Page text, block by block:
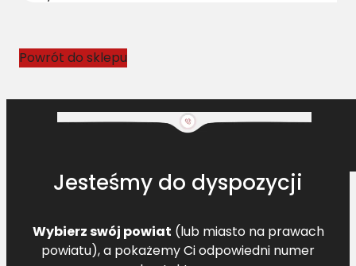
1
6
Powrót do sklepu
Jesteśmy do dyspozycji
Wybierz swój powiat (lub miasto na prawach
powiatu), a pokażemy Ci odpowiedni numer